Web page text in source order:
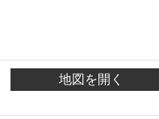
地図を開く